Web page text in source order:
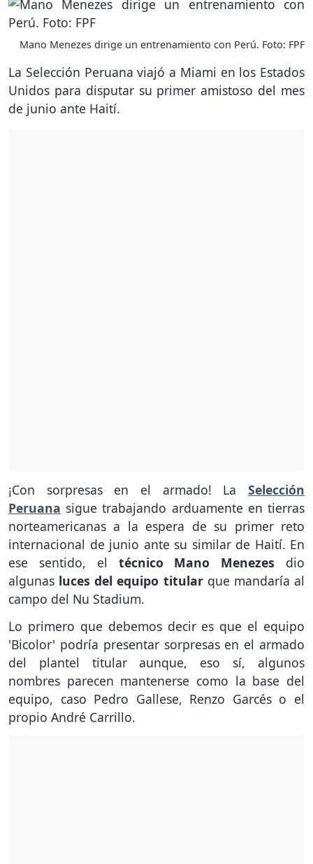
Mano Menezes dirige un entrenamiento con Perú. Foto: FPF
La Selección Peruana viajó a Miami en los Estados
Unidos para disputar su primer amistoso del mes
de junio ante Haití.
¡Con sorpresas en el armado! La Selección
Peruana sigue trabajando arduamente en tierras
norteamericanas a la espera de su primer reto
internacional de junio ante su similar de Haití. En
ese sentido, el técnico Mano Menezes dio
algunas luces del equipo titularque mandaría al
campo del Nu Stadium.
Lo primero que debemos decir es que el equipo
'Bicolor' podría presentar sorpresas en el armado
del plantel titular aunque, eso sí, algunos
nombres parecen mantenerse como la base del
equipo, caso Pedro Gallese, Renzo Garcés o el
propio André Carrillo.